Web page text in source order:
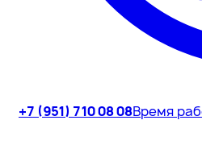
+7 (951) 710 08 08Время